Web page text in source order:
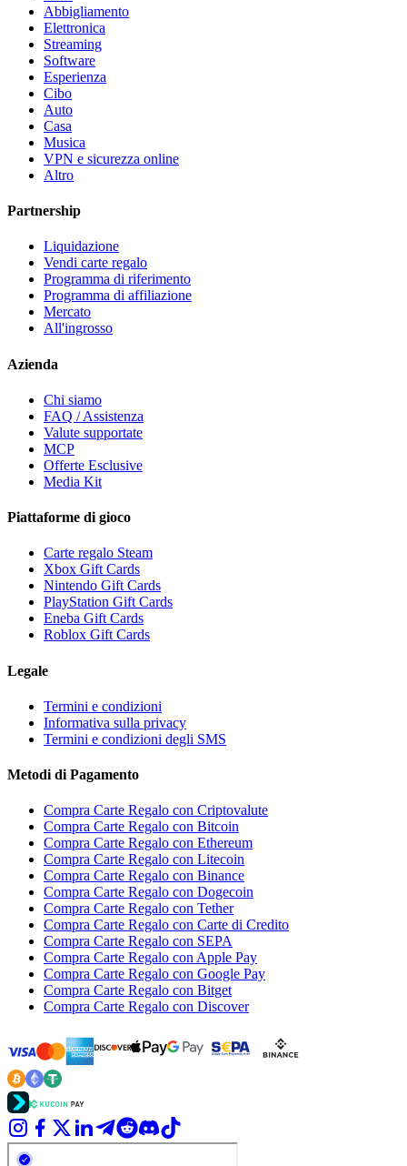
Abbigliamento
Elettronica
Streaming
Software
Esperienza
Cibo
Auto
Casa
Musica
VPN e sicurezza online
Altro
Partnership
Liquidazione
Vendi carte regalo
Programma di riferimento
Programma di affiliazione
Mercato
All'ingrosso
Azienda
Chi siamo
FAQ / Assistenza
Valute supportate
MCP
Offerte Esclusive
Media Kit
Piattaforme di gioco
Carte regalo Steam
Xbox Gift Cards
Nintendo Gift Cards
PlayStation Gift Cards
Eneba Gift Cards
Roblox Gift Cards
Legale
Termini e condizioni
Informativa sulla privacy
Termini e condizioni degli SMS
Metodi di Pagamento
Compra Carte Regalo con Criptovalute
Compra Carte Regalo con Bitcoin
Compra Carte Regalo con Ethereum
Compra Carte Regalo con Litecoin
Compra Carte Regalo con Binance
Compra Carte Regalo con Dogecoin
Compra Carte Regalo con Tether
Compra Carte Regalo con Carte di Credito
Compra Carte Regalo con SEPA
Compra Carte Regalo con Apple Pay
Compra Carte Regalo con Google Pay
Compra Carte Regalo con Bitget
Compra Carte Regalo con Discover